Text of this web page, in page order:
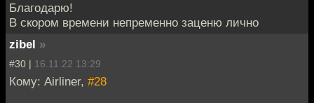
Благодарю!
В скором времени непременно заценю лично
zibel »
#30 | 16.11.22 13:29
Кому: Airliner, #28